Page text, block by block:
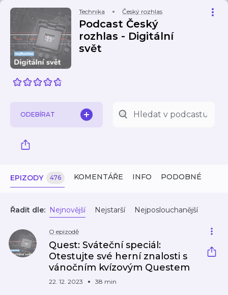
Technika Český rozhlas
Podcast Český
rozhlas - Digitální
svět
ODEBÍRAT
EPIZODY 476 KOMENTÁŘE INFO PODOBNÉ
Řadit dle: Nejnovější Nejstarší Nejposlouchanější
O epizodě
Quest: Sváteční speciál:
Otestujte své herní znalosti s
vánočním kvízovým Questem
22. 12. 2023 38 min